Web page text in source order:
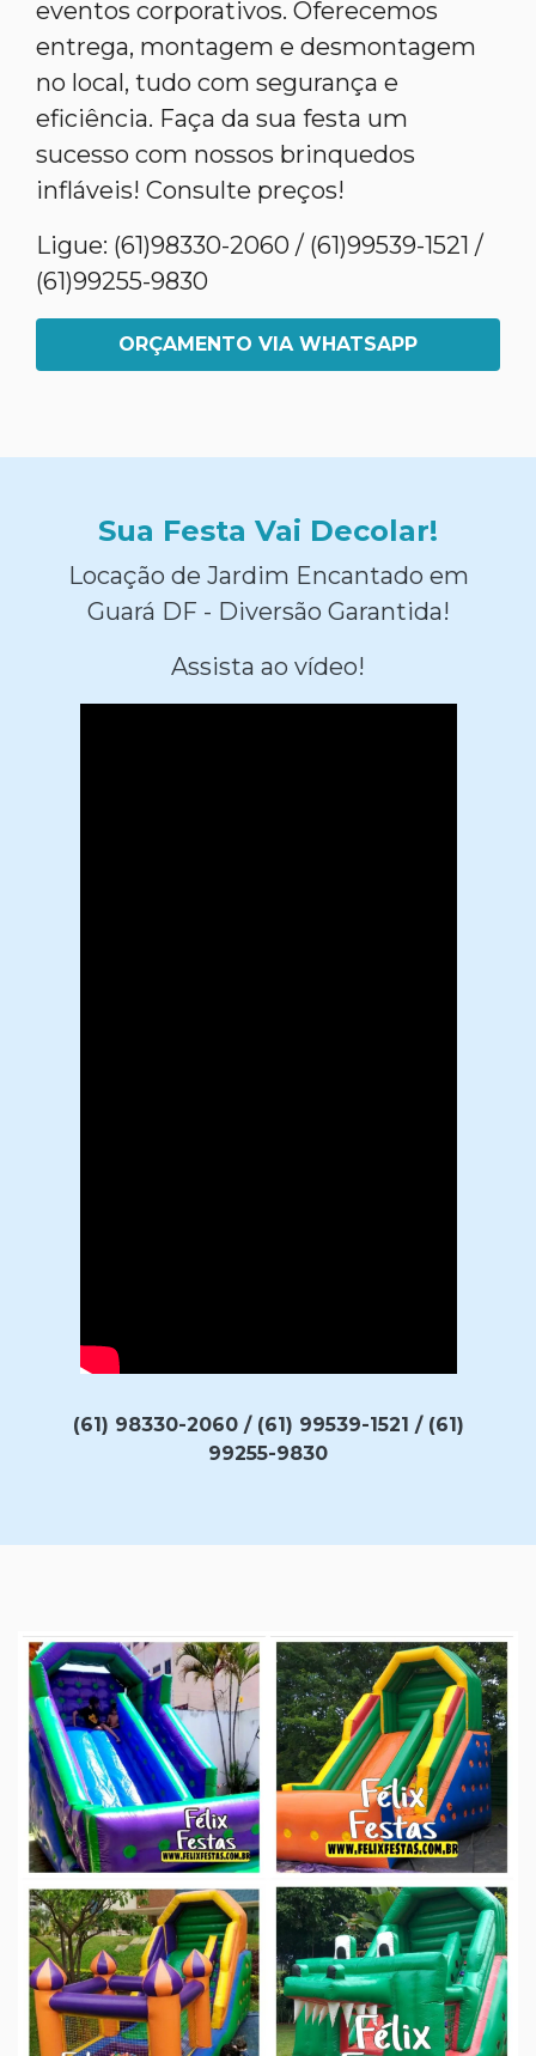
eventos corporativos. Oferecemos
entrega, montagem e desmontagem
no local, tudo com segurança e
eficiência. Faça da sua festa um
sucesso com nossos brinquedos
infláveis! Consulte preços!
Ligue: (61)98330-2060 / (61)99539-1521 /
(61)99255-9830
ORÇAMENTO VIA WHATSAPP
Sua Festa Vai Decolar!
Locação de Jardim Encantado em
Guará DF - Diversão Garantida!
Assista ao vídeo!
(61) 98330-2060 / (61) 99539-1521 / (61)
99255-9830